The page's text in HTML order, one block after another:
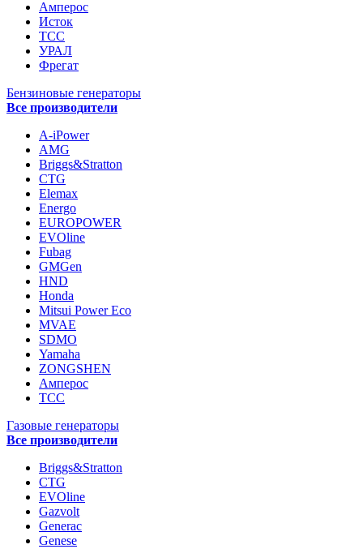
Амперос
Исток
ТСС
УРАЛ
Фрегат
Бензиновые генераторы
Все производители
A-iPower
AMG
Briggs&Stratton
CTG
Elemax
Energo
EUROPOWER
EVOline
Fubag
GMGen
HND
Honda
Mitsui Power Eco
MVAE
SDMO
Yamaha
ZONGSHEN
Амперос
ТСС
Газовые генераторы
Все производители
Briggs&Stratton
CTG
EVOline
Gazvolt
Generac
Genese